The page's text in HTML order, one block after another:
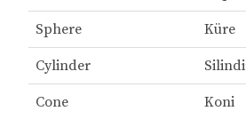
Sphere Küre
Cylinder
Cone Koni